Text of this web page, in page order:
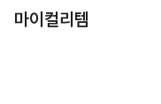
마이컬리템